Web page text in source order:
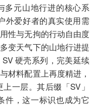
多元山地行进的核心系
外爱好者的真实使用需
性与无拘的行动自由度
变天气下的山地行进提
硬壳系列，完美延续
材料配置上再度精进，
一层。其后缀「SV」
件，这一标识也成为它